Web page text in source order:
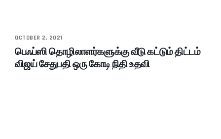
OCTOBER 2, 2021
பெஃப்ஸி தொழிலாளர்களுக்கு வீடு கட்டும் திட்டம்
விஜய் சேதுபதி ஒரு கோடி நிதி உதவி